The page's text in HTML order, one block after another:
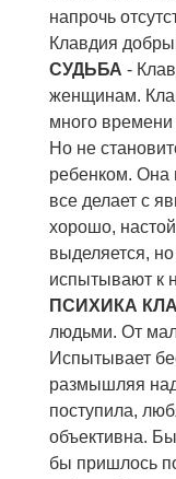
напрочь
Клавдия
СУДЬБА -
женщинам.
много
Но не
ребенком. Она
все делает с
хорошо,
выделяется,
испытывают к
ПСИХИКА
людьми. От
Испытывает
размышляя
поступила,
объективна.
бы пришлось